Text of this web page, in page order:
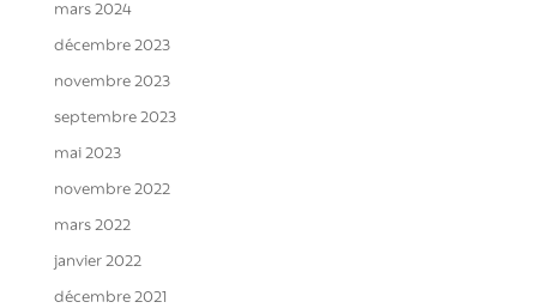
mars 2024
décembre 2023
novembre 2023
septembre 2023
mai 2023
novembre 2022
mars 2022
janvier 2022
décembre 2021